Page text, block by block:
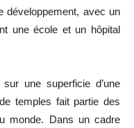
développement, avec un
une école et un hôpital
une superficie d’une
temples fait partie des
monde. Dans un cadre